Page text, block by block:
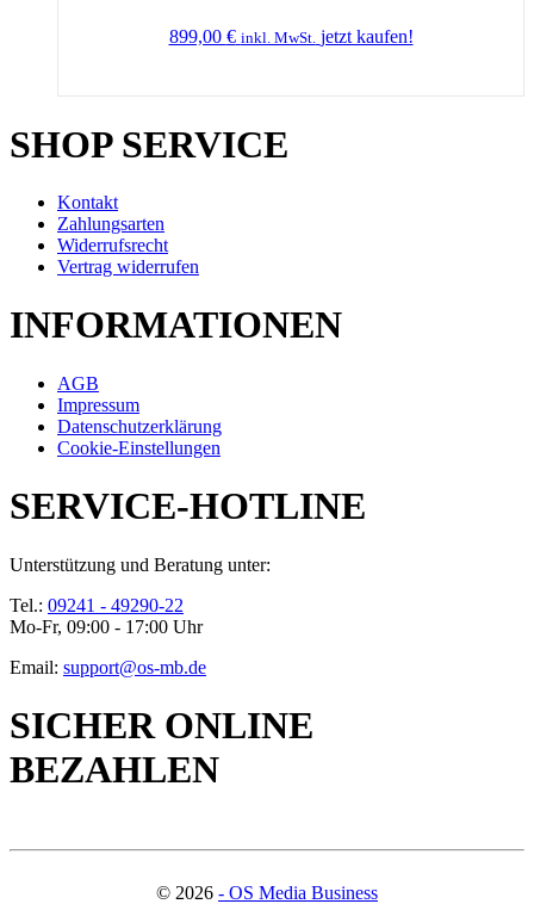
899,00 € inkl. MwSt. jetzt kaufen!
SHOP SERVICE
Kontakt
Zahlungsarten
Widerrufsrecht
Vertrag widerrufen
INFORMATIONEN
AGB
Impressum
Datenschutzerklärung
Cookie-Einstellungen
SERVICE-HOTLINE
Unterstützung und Beratung unter:
Tel.: 09241 - 49290-22
Mo-Fr, 09:00 - 17:00 Uhr
Email: support@os-mb.de
SICHER ONLINE
BEZAHLEN
© 2026 - OS Media Business